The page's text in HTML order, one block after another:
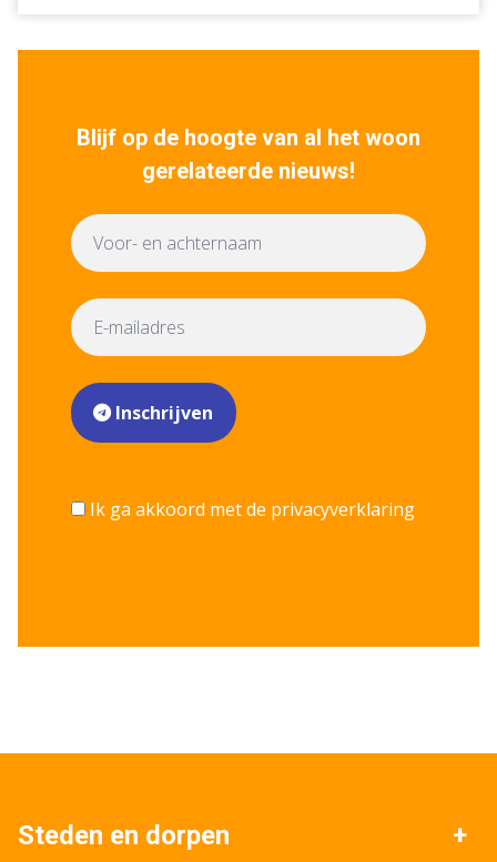
Blijf op de hoogte van al het woon
gerelateerde nieuws!
Inschrijven
Ik ga akkoord met de privacyverklaring
Steden en dorpen